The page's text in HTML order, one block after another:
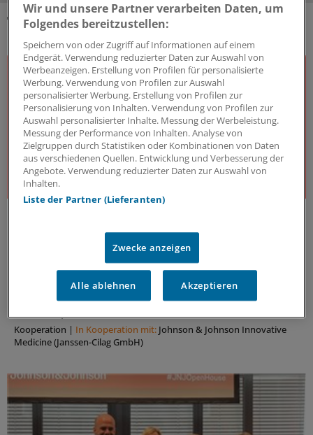
DAS KÖNNTE SIE AUCH INTERESSIEREN
Der Gesundheitsdialog
Expert:innen aus unterschiedlichsten Bereichen des
Gesundheitswesens diskutieren – offen, kritisch und
lösungsorientiert – über die Herausforderungen und
Chancen unseres Gesundheitssystems. Dafür steht
Kooperation | In Kooperation mit: Johnson & Johnson Innovative
Medicine (Janssen-Cilag GmbH)
Wir und unsere Partner verarbeiten Daten, um
Folgendes bereitzustellen:
Speichern von oder Zugriff auf Informationen auf einem
Endgerät. Verwendung reduzierter Daten zur Auswahl von
Werbeanzeigen. Erstellung von Profilen für personalisierte
Werbung. Verwendung von Profilen zur Auswahl
personalisierter Werbung. Erstellung von Profilen zur
Personalisierung von Inhalten. Verwendung von Profilen zur
Auswahl personalisierter Inhalte. Messung der Werbeleistung.
Messung der Performance von Inhalten. Analyse von
Zielgruppen durch Statistiken oder Kombinationen von Daten
aus verschiedenen Quellen. Entwicklung und Verbesserung der
Angebote. Verwendung reduzierter Daten zur Auswahl von
Inhalten.
Liste der Partner (Lieferanten)
Zwecke anzeigen
Alle ablehnen Akzeptieren